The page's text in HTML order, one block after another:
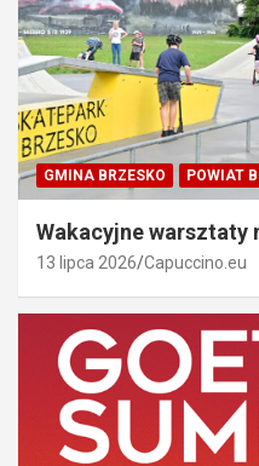
GMINA BRZESKO POWIAT
Wakacyjne warsztaty
13 lipca 2026 Capuccino.eu